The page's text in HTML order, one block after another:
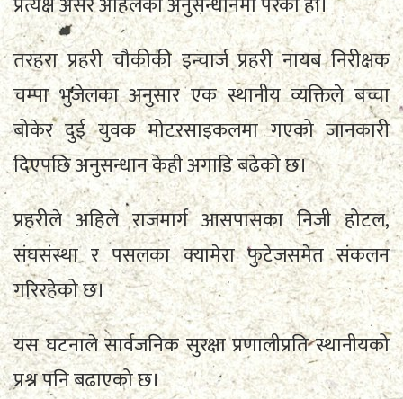
तरहरा प्रहरी चौकीकी इन्चार्ज प्रहरी नायब निरीक्षक
चम्पा भुजेलका अनुसार एक स्थानीय व्यक्तिले बच्चा
बोकेर दुई युवक मोटरसाइकलमा गएको जानकारी
दिएपछि अनुसन्धान केही अगाडि बढेको छ।
प्रहरीले अहिले राजमार्ग आसपासका निजी होटल,
संघसंस्था र पसलका क्यामेरा फुटेजसमेत संकलन
गरिरहेको छ।
यस घटनाले सार्वजनिक सुरक्षा प्रणालीप्रति स्थानीयको
प्रश्न पनि बढाएको छ।